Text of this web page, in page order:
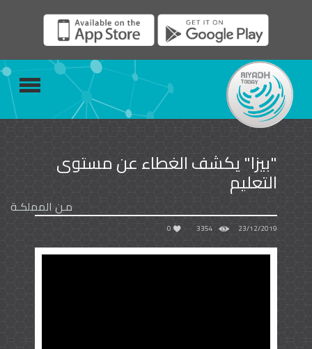
"بيزا" يكشف الغطاء عن مستوى
التعليم
مـن المملكـة
23/12/2019
3354
0